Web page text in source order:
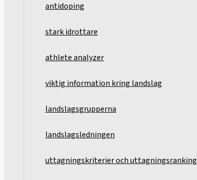
antidoping
stark idrottare
athlete analyzer
viktig information kring landslag
landslagsgrupperna
landslagsledningen
uttagningskriterier och uttagningsranking